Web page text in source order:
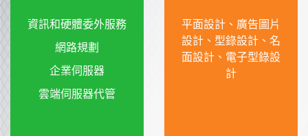
資訊和硬體委外服務
網路規劃
企業伺服器
雲端伺服器代管
平面設計、廣告圖片
設計、型錄設計、名
面設計、電子型錄設
計